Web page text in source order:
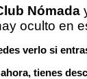
Nómada
oculto en
verlo si
tienes